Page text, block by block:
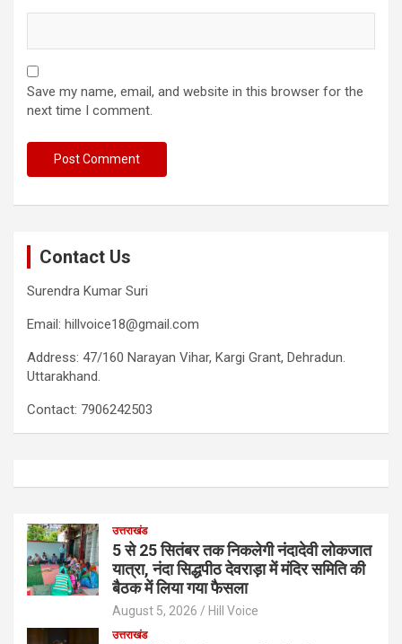
Save my name, email, and website in this browser for the
next time I comment.
Contact Us
Surendra Kumar Suri
Email: hillvoice18@gmail.com
Address: 47/160 Narayan Vihar, Kargi Grant, Dehradun.
Uttarakhand.
Contact: 7906242503
उत्तराखंड
5 से 25 सितंबर तक निकलेगी नंदादेवी लोकजात
यात्रा, नंदा सिद्धपीठ देवराड़ा में मंदिर समिति की
बैठक में लिया गया फैसला
August 5, 2026 Hill Voice
उत्तराखंड